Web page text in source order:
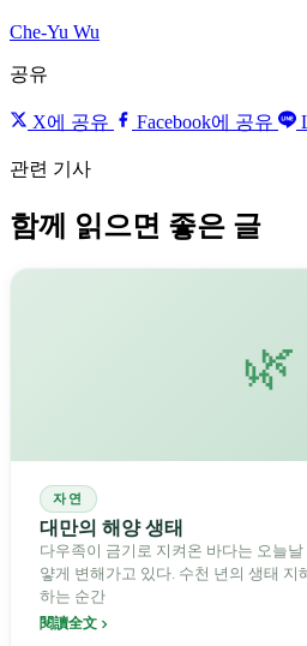
Che-Yu Wu
공유
X에 공유 Facebook에 공유
관련 기사
함께 읽으면 좋은 글
🌿
자연
대만의 해양 생태
다우족이 금기로 지켜온 바다는 오늘
얗게 변해가고 있다. 수천 년의 생태 지
하는 순간
閱讀全文